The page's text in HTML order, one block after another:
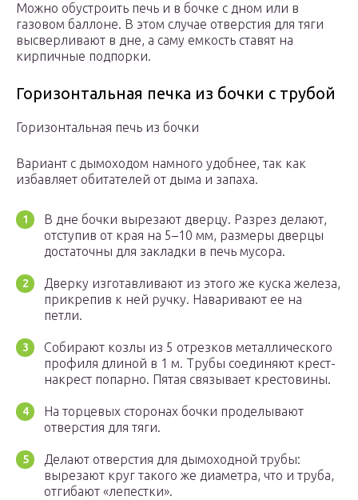
Можно обустроить печь и в бочке с дном или в
газовом баллоне. В этом случае отверстия для тяги
высверливают в дне, а саму емкость ставят на
кирпичные подпорки.
Горизонтальная печка из бочки с трубой
Горизонтальная печь из бочки
Вариант с дымоходом намного удобнее, так как
избавляет обитателей от дыма и запаха.
В дне бочки вырезают дверцу. Разрез делают,
отступив от края на 5–10 мм, размеры дверцы
достаточны для закладки в печь мусора.
Дверку изготавливают из этого же куска железа,
прикрепив к ней ручку. Наваривают ее на
петли.
Собирают козлы из 5 отрезков металлического
профиля длиной в 1 м. Трубы соединяют крест-
накрест попарно. Пятая связывает крестовины.
На торцевых сторонах бочки проделывают
отверстия для тяги.
Делают отверстия для дымоходной трубы:
вырезают круг такого же диаметра, что и труба,
отгибают «лепестки».